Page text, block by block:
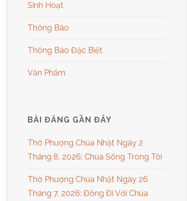
Sinh Hoạt
Thông Báo
Thông Báo Đặc Biệt
Văn Phẩm
BÀI ĐĂNG GẦN ĐÂY
Thờ Phượng Chúa Nhật Ngày 2
Tháng 8, 2026: Chúa Sống Trong Tôi
Thờ Phượng Chúa Nhật Ngày 26
Tháng 7, 2026: Đồng Đi Với Chúa